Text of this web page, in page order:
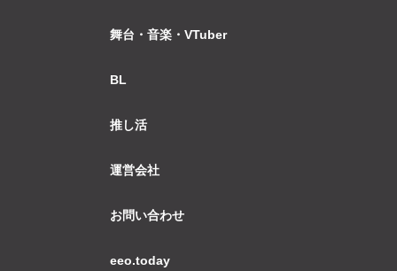
舞台・音楽・VTuber
BL
推し活
運営会社
お問い合わせ
eeo.today